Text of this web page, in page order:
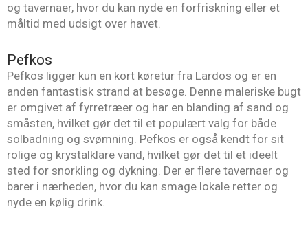
og tavernaer, hvor du kan nyde en forfriskning eller et
måltid med udsigt over havet.
Pefkos
Pefkos ligger kun en kort køretur fra Lardos og er en
anden fantastisk strand at besøge. Denne maleriske bugt
er omgivet af fyrretræer og har en blanding af sand og
småsten, hvilket gør det til et populært valg for både
solbadning og svømning. Pefkos er også kendt for sit
rolige og krystalklare vand, hvilket gør det til et ideelt
sted for snorkling og dykning. Der er flere tavernaer og
barer i nærheden, hvor du kan smage lokale retter og
nyde en kølig drink.